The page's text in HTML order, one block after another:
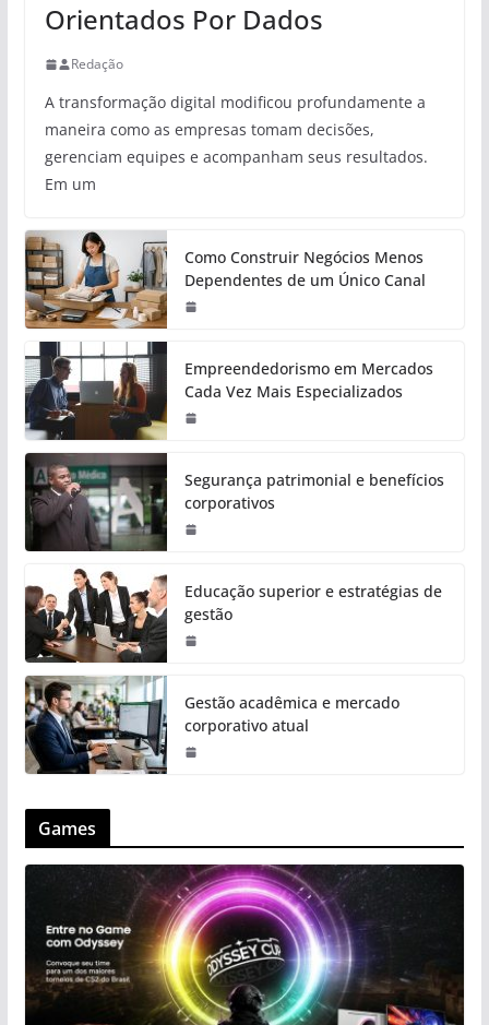
Orientados Por Dados
Redação
A transformação digital modificou profundamente a
maneira como as empresas tomam decisões,
gerenciam equipes e acompanham seus resultados.
Em um
Como Construir Negócios Menos
Dependentes de um Único Canal
Empreendedorismo em Mercados
Cada Vez Mais Especializados
Segurança patrimonial e benefícios
corporativos
Educação superior e estratégias de
gestão
Gestão acadêmica e mercado
corporativo atual
Games